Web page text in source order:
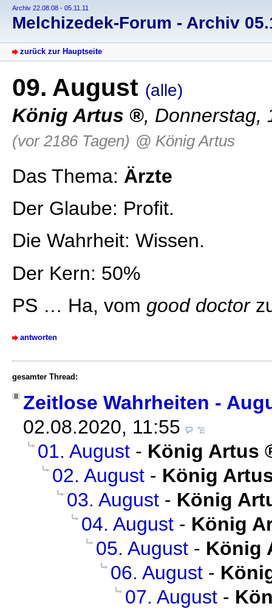
Archiv 22.08.08 - 05.11.11
Melchizedek-Forum - Archiv
zurück zur Hauptseite
09. August (alle)
König Artus , Donnerstag,
(vor 2186 Tagen) @ König Artus
Das Thema: Ärzte
Der Glaube: Profit.
Die Wahrheit: Wissen.
Der Kern: 50%
PS … Ha, vom good doctor
antworten
gesamter Thread:
Zeitlose Wahrheiten -
02.08.2020, 11:55
01. August - König Artus
02. August - König
03. August - König
04. August - König
05. August - König
06. August -
07. August -